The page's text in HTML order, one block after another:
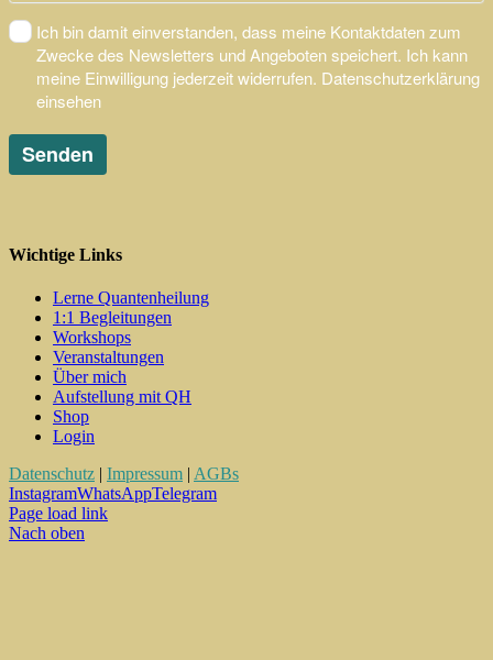
Wichtige Links
Lerne Quantenheilung
1:1 Begleitungen
Workshops
Veranstaltungen
Über mich
Aufstellung mit QH
Shop
Login
Datenschutz | Impressum | AGBs
InstagramWhatsAppTelegram
Page load link
Nach oben